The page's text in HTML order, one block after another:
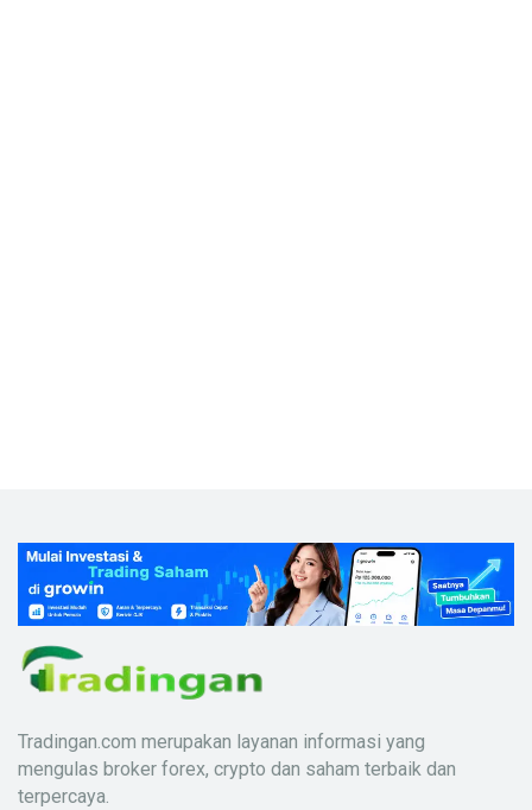
Tradingan.com merupakan layanan informasi yang
mengulas broker forex, crypto dan saham terbaik dan
terpercaya.